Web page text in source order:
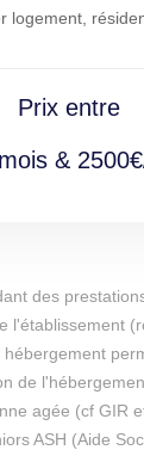
logement,
Prix entre
&
des
l'établissement
de
agée (cf GIR
ASH (Aide